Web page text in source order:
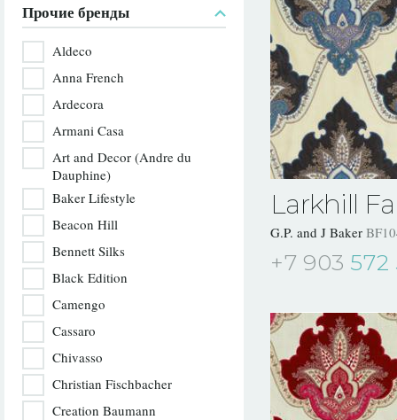
Прочие бренды
Aldeco
Anna French
Ardecora
Armani Casa
Art and Decor (Andre du
Dauphine)
Baker Lifestyle
Beacon Hill
Bennett Silks
Black Edition
Camengo
Cassaro
Chivasso
Christian Fischbacher
Creation Baumann
Larkhill
G.P. and J Baker
+7 903 572